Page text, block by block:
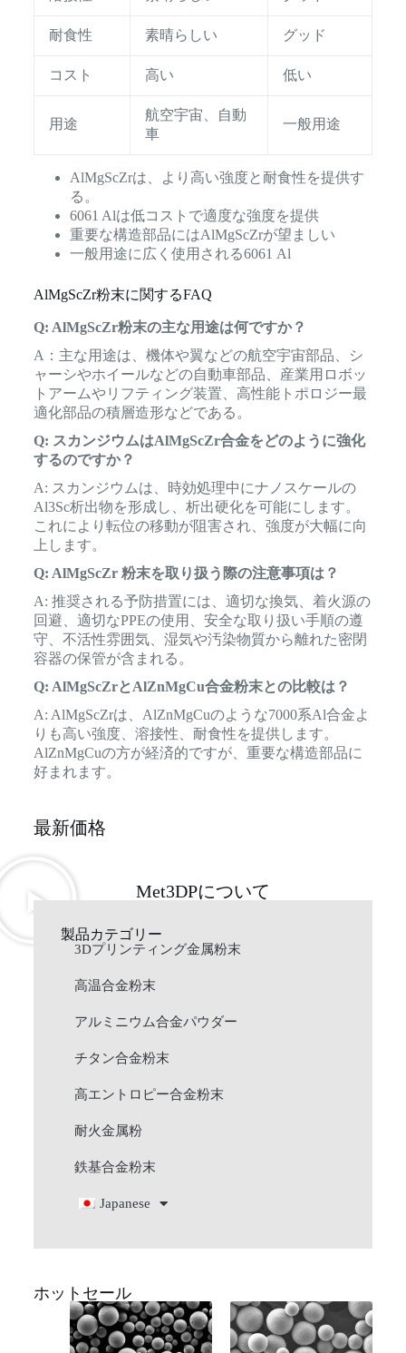
耐食性 素晴らしい グッド
コスト 高い 低い
用途
航空宇宙、自動
車
一般用途
AlMgScZrは、より高い強度と耐食性を提供す
る。
6061 Alは低コストで適度な強度を提供
重要な構造部品にはAlMgScZrが望ましい
一般用途に広く使用される6061 Al
AlMgScZr粉末に関するFAQ
Q: AlMgScZr粉末の主な用途は何ですか？
A：主な用途は、機体や翼などの航空宇宙部品、シ
ャーシやホイールなどの自動車部品、産業用ロボッ
トアームやリフティング装置、高性能トポロジー最
適化部品の積層造形などである。
Q: スカンジウムはAlMgScZr合金をどのように強化
するのですか？
A: スカンジウムは、時効処理中にナノスケールの
Al3Sc析出物を形成し、析出硬化を可能にします。
これにより転位の移動が阻害され、強度が大幅に向
上します。
Q: AlMgScZr 粉末を取り扱う際の注意事項は？
A: 推奨される予防措置には、適切な換気、着火源の
回避、適切なPPEの使用、安全な取り扱い手順の遵
守、不活性雰囲気、湿気や汚染物質から離れた密閉
容器の保管が含まれる。
Q: AlMgScZrとAlZnMgCu合金粉末との比較は？
A: AlMgScZrは、AlZnMgCuのような7000系Al合金よ
りも高い強度、溶接性、耐食性を提供します。
AlZnMgCuの方が経済的ですが、重要な構造部品に
好まれます。
最新価格
Met3DPについて
製品カテゴリー
3Dプリンティング金属粉末
高温合金粉末
アルミニウム合金パウダー
チタン合金粉末
高エントロピー合金粉末
耐火金属粉
鉄基合金粉末
Japanese
ホットセール